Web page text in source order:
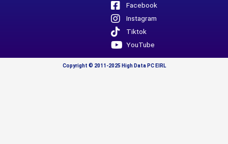
Facebook
Instagram
Tiktok
YouTube
Copyright © 2011-2025 High Data PC EIRL